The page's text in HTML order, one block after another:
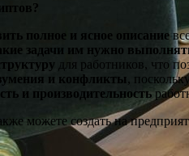
полное и ясное описание
задачи им нужно
для работников, что
и конфликты,
и производительность
можете создать на